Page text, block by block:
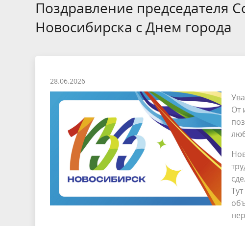
Отчет о работе
депутатов
Комиссия по вопросам
Обратная
Поздравление председателя
Новосибирска с Днем города
28.06.2026
От